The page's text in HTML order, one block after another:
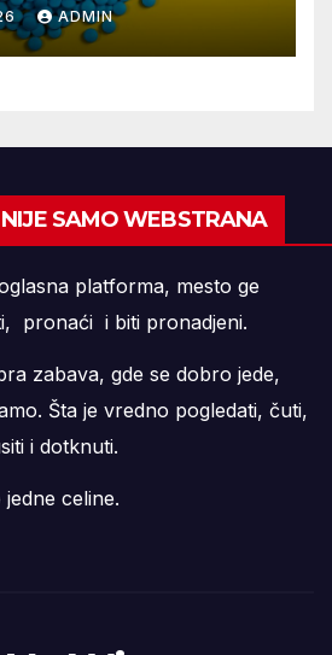
ADMIN
SAMO WEBSTRANA
platforma, mesto ge
pronaći i biti pronadjeni.
zabava, gde se dobro jede,
Šta je vredno pogledati, čuti,
i dotknuti.
celine.